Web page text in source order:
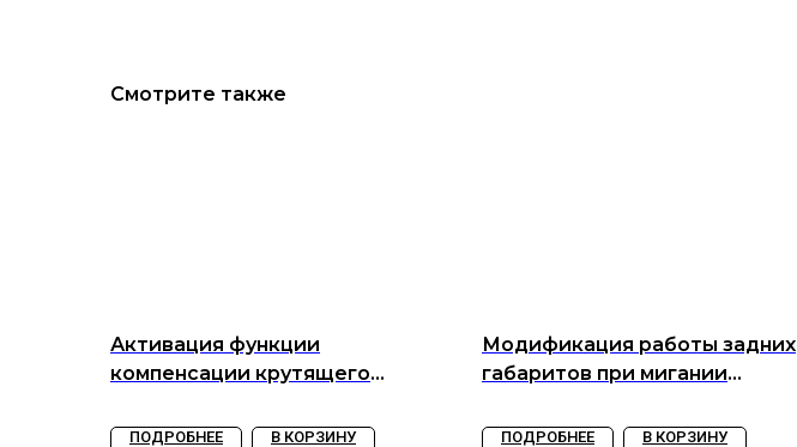
Смотрите также
Активация функции
компенсации крутящего
ПОДРОБНЕЕ В КОРЗИНУ
Модификация работы задних
габаритов при мигании
ПОДРОБНЕЕ В КОРЗИНУ